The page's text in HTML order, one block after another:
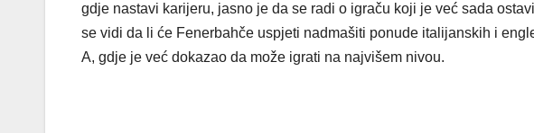
gdje nastavi karijeru, jasno je da se radi o igraču koji je već sada
se vidi da li će Fenerbahče uspjeti nadmašiti ponude italijanskih i
A, gdje je već dokazao da može igrati na najvišem nivou.